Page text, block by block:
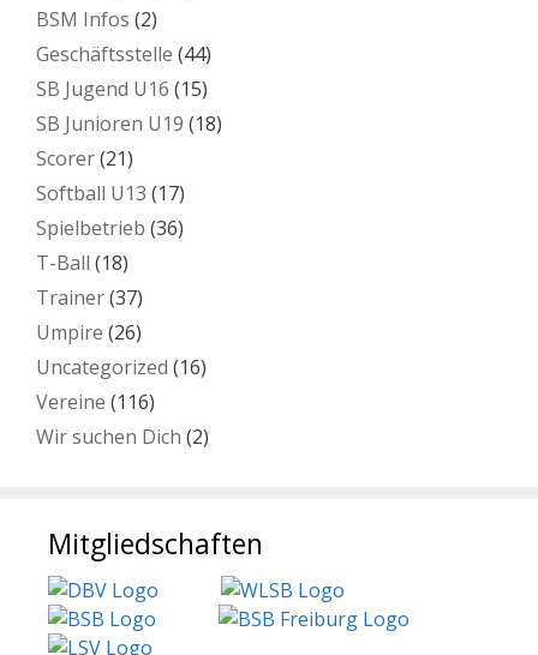
BSM Infos (2)
Geschäftsstelle (44)
SB Jugend U16 (15)
SB Junioren U19 (18)
Scorer(21)
Softball U13 (17)
Spielbetrieb (36)
T-Ball (18)
Trainer(37)
Umpire (26)
Uncategorized (16)
Vereine (116)
Wir suchen Dich (2)
Mitgliedschaften